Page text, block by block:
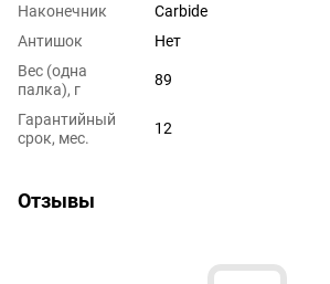
Наконечник
Carbide
Антишок
Нет
Вес (одна
палка), г
89
Гарантийный
срок, мес.
12
Отзывы